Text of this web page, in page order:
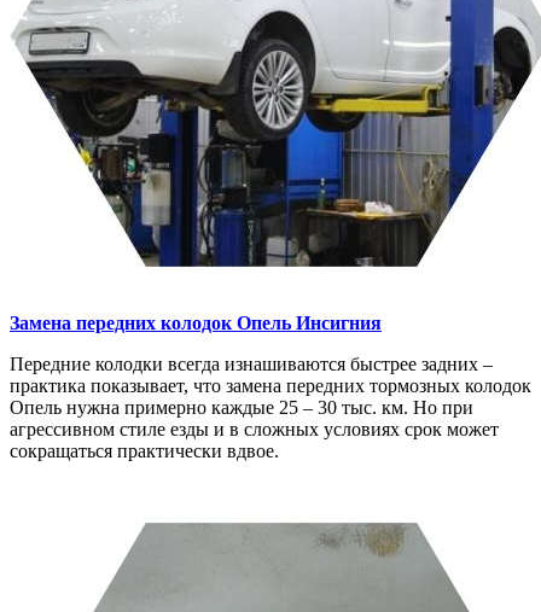
Замена передних колодок Опель Инсигния
Передние колодки всегда изнашиваются быстрее задних –
практика показывает, что замена передних тормозных колодок
Опель нужна примерно каждые 25 – 30 тыс. км. Но при
агрессивном стиле езды и в сложных условиях срок может
сокращаться практически вдвое.